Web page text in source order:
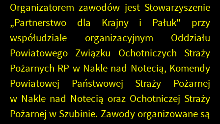
Organizatorem zawodów jest Stowarzyszenie
„Partnerstwo dla Krajny i Pałuk" przy
współudziale organizacyjnym Oddziału
Powiatowego Związku Ochotniczych Straży
Pożarnych RP w Nakle nad Notecią, Komendy
Powiatowej Państwowej Straży Pożarnej
w Nakle nad Notecią oraz Ochotniczej Straży
Pożarnej w Szubinie. Zawody organizowane są